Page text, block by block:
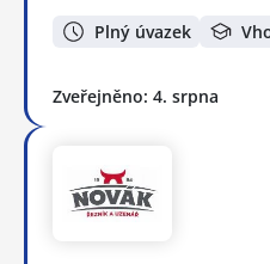
Plný úvazek
Zveřejněno: 4. srpna